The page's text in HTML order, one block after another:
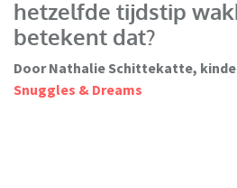
hetzelfde tijdstip
betekent dat?
Door Nathalie Schittekatte,
Snuggles & Dreams